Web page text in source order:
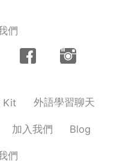
們
Kit 外語學習聊天
加入我們 Blog
們